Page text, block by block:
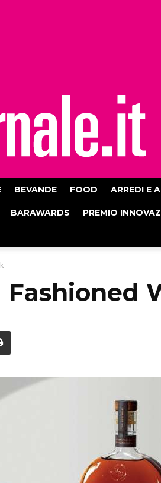
BEVANDE FOOD ARREDI E
BARAWARDS PREMIO